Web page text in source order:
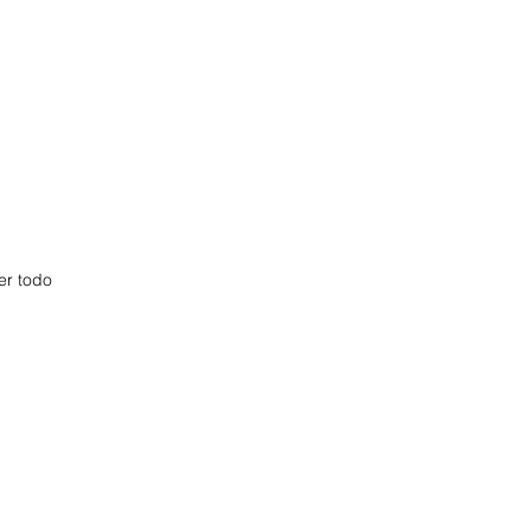
todo